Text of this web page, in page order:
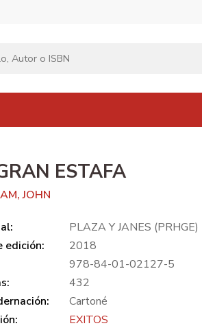
ESTAFA
JOHN
PLAZA Y JANES (PRHGE)
edición:
2018
978-84-01-02127-5
432
Cartoné
EXITOS